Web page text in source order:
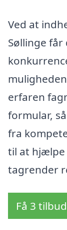
Ved at
Søllinge får
erfaren
formular,
fra
til at hjælpe
tagrender
Få 3